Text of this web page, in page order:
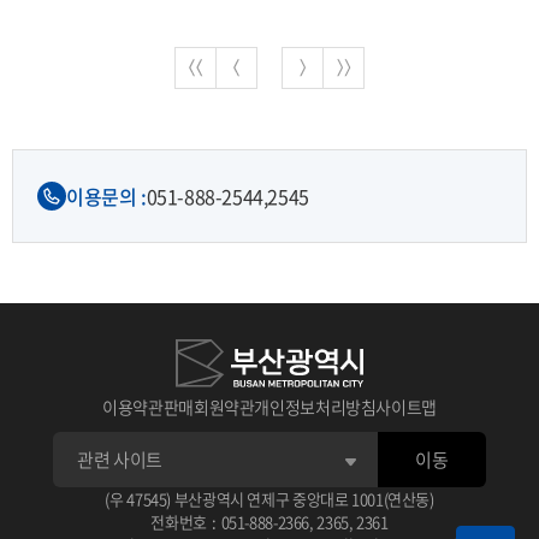
이용문의 :051-888-2544,2545
이용약관판매회원약관개인정보처리방침사이트맵
(우 47545) 부산광역시 연제구 중앙대로 1001(연산동)
전화번호 : 051-888-2366, 2365, 2361
이동